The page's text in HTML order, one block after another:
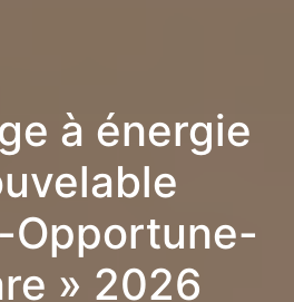
à énergie
Opportune-
» 2026